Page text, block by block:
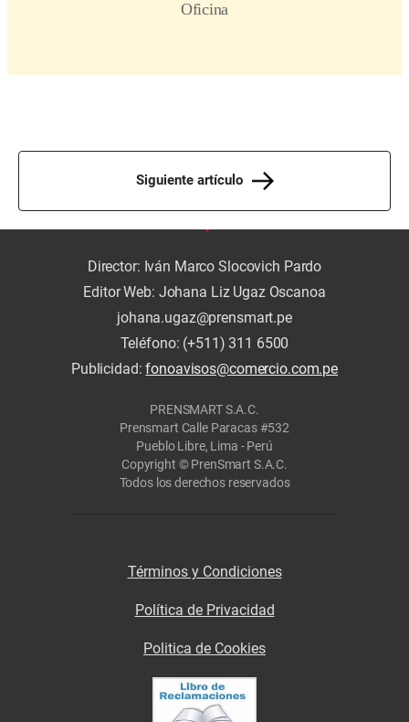
Siguiente artículo
Director: Iván Marco Slocovich Pardo
Editor Web: Johana Liz Ugaz Oscanoa
johana.ugaz@prensmart.pe
Teléfono: (+511) 311 6500
Publicidad:fonoavisos@comercio.com.pe
PRENSMART S.A.C.
Prensmart Calle Paracas #532
Pueblo Libre, Lima - Perú
Copyright © PrenSmart S.A.C.
Todos los derechos reservados
Términos y Condiciones
Política de Privacidad
Politica de Cookies